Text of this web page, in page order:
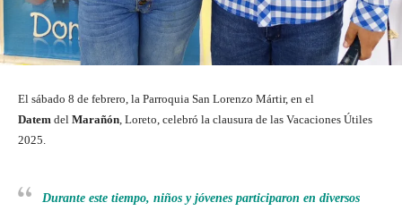
El sábado 8 de febrero, la Parroquia San Lorenzo Mártir, en el
Datem del Marañón , Loreto, celebró la clausura de las Vacaciones Útiles
2025.
Durante este tiempo, niños y jóvenes participaron en diversos